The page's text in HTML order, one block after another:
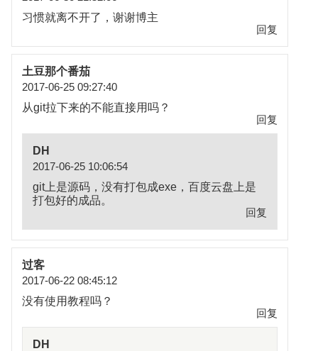
习惯就离不开了，谢谢博主
回复
土豆那个番茄
2017-06-25 09:27:40
从git拉下来的不能直接用吗？
回复
DH
2017-06-25 10:06:54
git上是源码，没有打包成exe，百度云盘上是
打包好的成品。
回复
过客
2017-06-22 08:45:12
没有使用教程吗？
回复
DH